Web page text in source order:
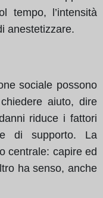
tempo, l’intensità
anestetizzare.
sociale possono
aiuto, dire
riduce i fattori
di supporto. La
centrale: capire ed
ha senso, anche